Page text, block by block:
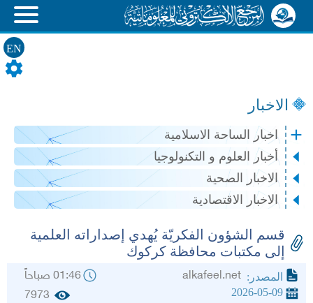
EN
الاخبار
اخبار الساحة الاسلامية
أخبار العلوم و التكنولوجيا
الاخبار الصحية
الاخبار الاقتصادية
قسم الشؤون الفكريّة يُهدي إصداراته العلمية
إلى مكتبات محافظة كركوك
المصدر: 01:46 صباحاً
2026-05-09
7973